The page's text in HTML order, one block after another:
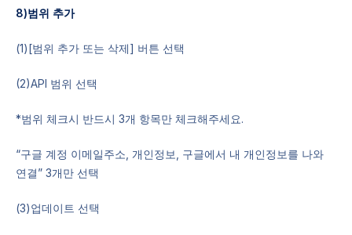
8)범위 추가
(1)[범위 추가 또는 삭제] 버튼 선택
(2)API 범위 선택
*범위 체크시 반드시 3개 항목만 체크해주세요.
“구글 계정 이메일주소, 개인정보, 구글에서 내 개인정보를 나와
연결” 3개만 선택
(3)업데이트 선택